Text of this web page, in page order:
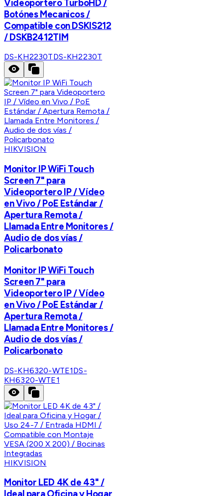
Videoportero TurboHD /
Botónes Mecanicos /
Compatible con DSKIS212
/ DSKB2412TIM
DS-KH2230TDS-KH2230T
HIKVISION
Monitor IP WiFi Touch
Screen 7" para
Videoportero IP / Vídeo
en Vivo / PoE Estándar /
Apertura Remota /
Llamada Entre Monitores /
Audio de dos vías /
Policarbonato
Monitor IP WiFi Touch
Screen 7" para
Videoportero IP / Vídeo
en Vivo / PoE Estándar /
Apertura Remota /
Llamada Entre Monitores /
Audio de dos vías /
Policarbonato
DS-KH6320-WTE1DS-
KH6320-WTE1
HIKVISION
Monitor LED 4K de 43" /